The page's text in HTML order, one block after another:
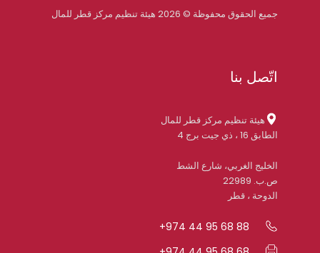
جميع الحقوق محفوظة © 2026 هيئة تنظيم مركز قطر للمال
اتّصل بنا
هيئة تنظيم مركز قطر للمال
الطابق 16 ، ذي جيت برج 4
الخليج الغربي، شارع الشط
ص.ب. 22989
الدوحة ، قطر
+974 44 95 68 88